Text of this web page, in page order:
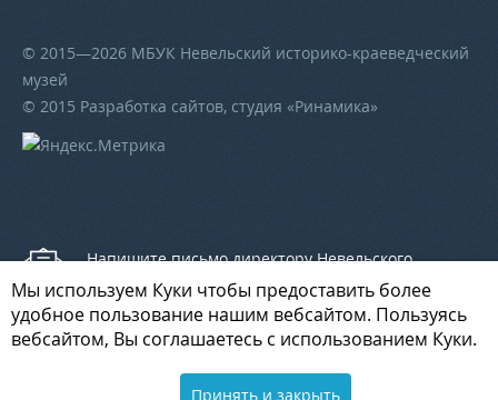
© 2015—2026 МБУК Невельский историко-краеведческий
музей
© 2015 Разработка сайтов, студия «Ринамика»
Напишите письмо директору Невельского
историко-краеведческого музея
Напишите письмо начальнику отдела культуры
Мы используем Куки чтобы предоставить более
удобное пользование нашим вебсайтом. Пользуясь
вебсайтом, Вы соглашаетесь с использованием Куки.
Принять и закрыть